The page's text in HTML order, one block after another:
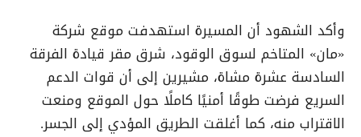
وأكد الشهود أن المسيرة استهدفت موقع شركة
«مان» المتاخم لسوق الوقود، شرق مقر قيادة الفرقة
السادسة عشرة مشاة، مشيرين إلى أن قوات الدعم
السريع فرضت طوقًا أمنيًا كاملًا حول الموقع ومنعت
الاقتراب منه، كما أغلقت الطريق المؤدي إلى الجسر.